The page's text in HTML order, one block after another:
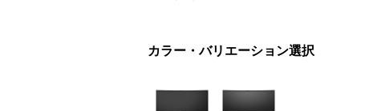
カラー・バリエーション選択